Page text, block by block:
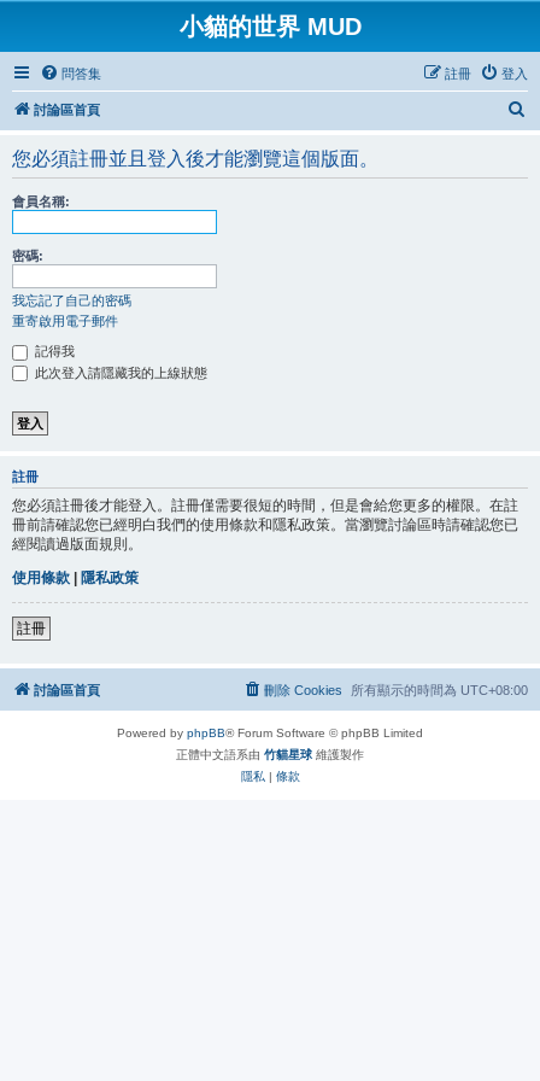
小貓的世界 MUD
問答集 登入
註冊
討論區首頁
您必須註冊並且登入後才能瀏覽這個版面。
會員名稱:
密碼:
我忘記了自己的密碼
重寄啟用電子郵件
記得我
此次登入請隱藏我的上線狀態
註冊
您必須註冊後才能登入。註冊僅需要很短的時間，但是會給您更多的權限。在註
冊前請確認您已經明白我們的使用條款和隱私政策。當瀏覽討論區時請確認您已
經閱讀過版面規則。
使用條款 | 隱私政策
註冊
討論區首頁 所有顯示的時間為 UTC+08:00
刪除 Cookies
Powered by phpBB® Forum Software © phpBB Limited
正體中文語系由 竹貓星球 維護製作
隱私 | 條款